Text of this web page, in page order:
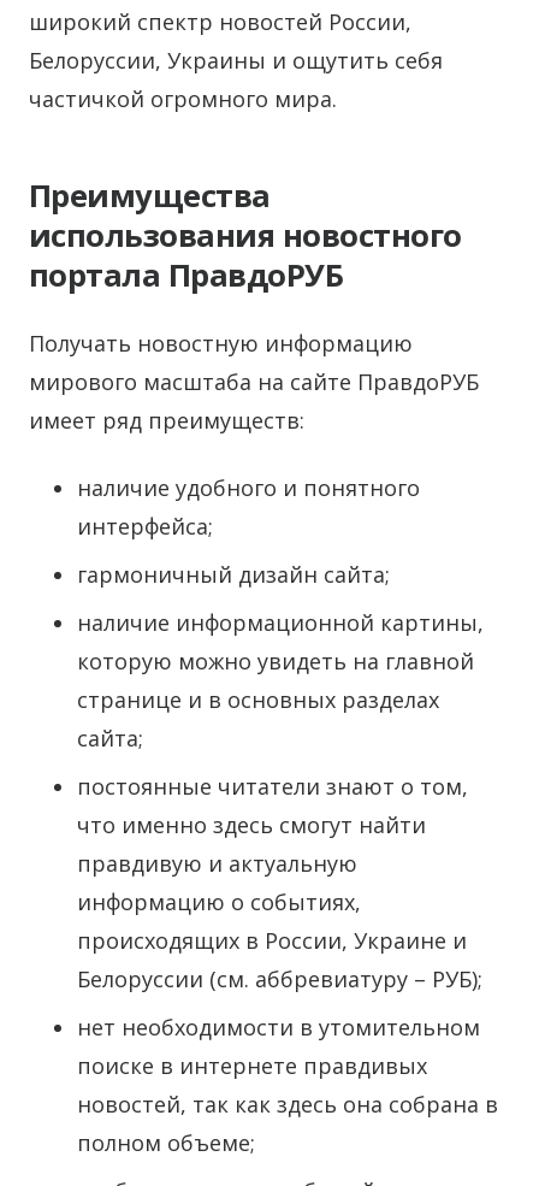
широкий спектр новостей России,
Белоруссии, Украины и ощутить себя
частичкой огромного мира.
Преимущества
использования новостного
портала ПравдоРУБ
Получать новостную информацию
мирового масштаба на сайте ПравдоРУБ
имеет ряд преимуществ:
наличие удобного и понятного
интерфейса;
гармоничный дизайн сайта;
наличие информационной картины,
которую можно увидеть на главной
странице и в основных разделах
сайта;
постоянные читатели знают о том,
что именно здесь смогут найти
правдивую и актуальную
информацию о событиях,
происходящих в России, Украине и
Белоруссии (см. аббревиатуру – РУБ);
нет необходимости в утомительном
поиске в интернете правдивых
новостей, так как здесь она собрана в
полном объеме;